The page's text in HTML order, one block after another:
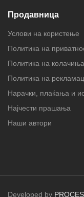
Продавница
Услови на користење
Политика на
Политика на колачиња
Политика на
Нарачки, плаќања и
Најчести прашања
Наши автори
Developed by